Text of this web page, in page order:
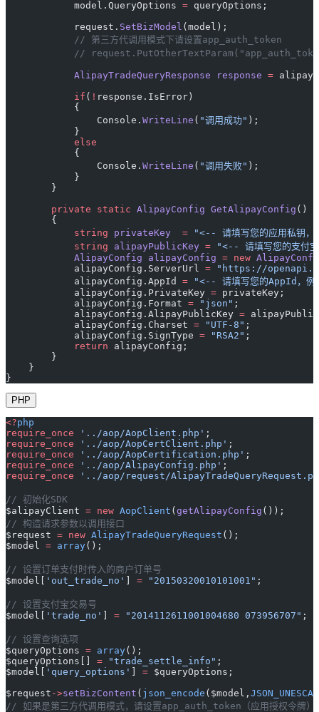
            model.QueryOptions
= queryOptions;
            request.
SetBizModel (model);
            // 第三方代调用模式下请设置app_auth_token
//
            AlipayTradeQueryResponse
response =
            if
( ! response.IsError)
            {
                Console.
WriteLine ( "调用成功" );
            }
            else
            {
                Console.
WriteLine ( "调用失败" );
            }
        }
        private
static AlipayConfig GetAlipayConfig ()
        {
            string
privateKey
  =
"<-- 请填写您的应用私钥
            string
alipayPublicKey = "<-- 请填写您的支付
            AlipayConfig
alipayConfig = new
            alipayConfig.ServerUrl
= "https://
            alipayConfig.AppId
= "<-- 请填写您的AppId，
            alipayConfig.PrivateKey
= privateKey;
            alipayConfig.Format
= "json" ;
            alipayConfig.AlipayPublicKey
=
            alipayConfig.Charset
= "UTF-8" ;
            alipayConfig.SignType
= "RSA2" ;
            return
alipayConfig;
        }
    }
}
PHP
<?php
require_once '../aop/AopClient.php' ;
require_once '../aop/AopCertClient.php' ;
require_once '../aop/AopCertification.php' ;
require_once '../aop/AlipayConfig.php' ;
require_once '../aop/request/
// 初始化SDK
$alipayClient = new AopClient ( getAlipayConfig ());
// 构造请求参数以调用接口
$request = new AlipayTradeQueryRequest ();
$model = array();
// 设置订单支付时传入的商户订单号
$model[
'out_trade_no' = "20150320010101001" ;
// 设置支付宝交易号
$model[
'trade_no' = "2014112611001004680 073956707" ;
// 设置查询选项
$queryOptions = array();
$queryOptions[] = "trade_settle_info" ;
$model[
'query_options' = $queryOptions;
$request ->setBizContent ( json_encode ($model,
// 如果是第三方代调用模式，请设置app_auth_token（应用授权令牌）